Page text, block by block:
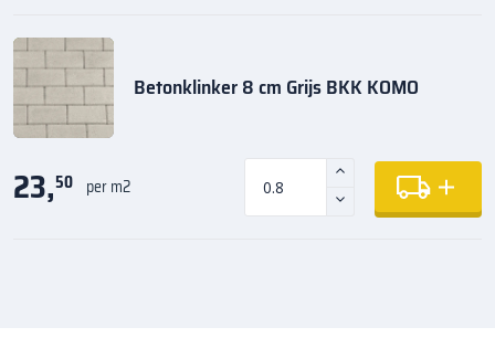
Betonklinker 8 cm Grijs BKK KOMO
23,50 per m2